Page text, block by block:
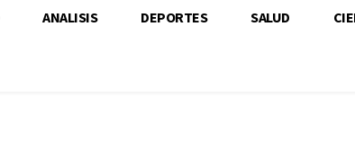
ANALISIS DEPORTES SALUD